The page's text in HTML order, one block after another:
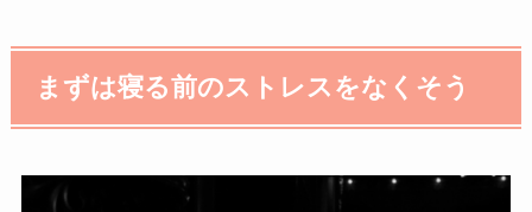
まずは寝る前のストレスをなくそう